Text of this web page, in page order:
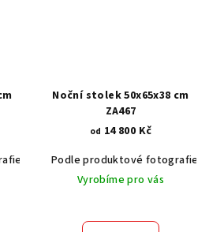
Akát vintage BT1551
Dub světlý
Noční stolek 50x65x38 cm
ZA467
od 14 800 Kč
Podle produktové fotografie
Vyrobíme pro vás